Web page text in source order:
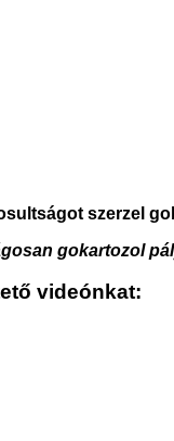
szerzel
gokartozol
videónkat: